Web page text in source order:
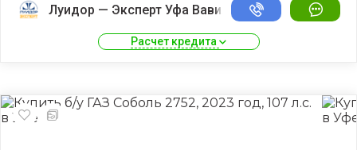
Луидор — Эксперт Уфа Вавилово
Расчет кредита